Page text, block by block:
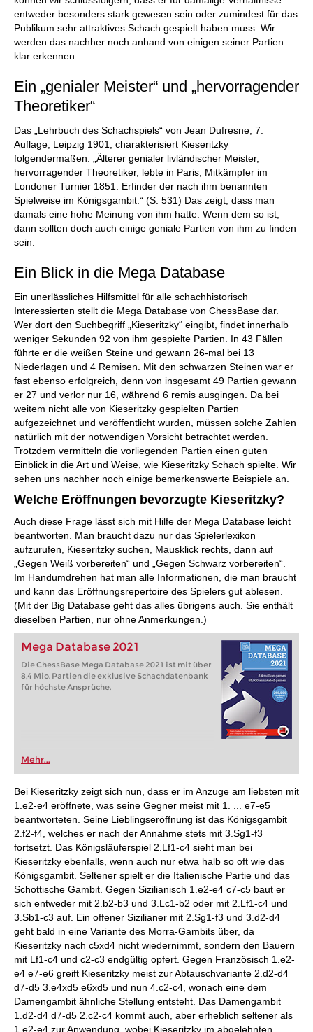
entweder besonders stark gewesen sein oder zumindest für das
Publikum sehr attraktives Schach gespielt haben muss. Wir
werden das nachher noch anhand von einigen seiner Partien
klar erkennen.
Ein „genialer Meister“ und „hervorragender
Theoretiker“
Das „Lehrbuch des Schachspiels“ von Jean Dufresne, 7.
Auflage, Leipzig 1901, charakterisiert Kieseritzky
folgendermaßen: „Älterer genialer livländischer Meister,
hervorragender Theoretiker, lebte in Paris, Mitkämpfer im
Londoner Turnier 1851. Erfinder der nach ihm benannten
Spielweise im Königsgambit.“ (S. 531) Das zeigt, dass man
damals eine hohe Meinung von ihm hatte. Wenn dem so ist,
dann sollten doch auch einige geniale Partien von ihm zu finden
sein.
Ein Blick in die Mega Database
Ein unerlässliches Hilfsmittel für alle schachhistorisch
Interessierten stellt die Mega Database von ChessBase dar.
Wer dort den Suchbegriff „Kieseritzky“ eingibt, findet innerhalb
weniger Sekunden 92 von ihm gespielte Partien. In 43 Fällen
führte er die weißen Steine und gewann 26-mal bei 13
Niederlagen und 4 Remisen. Mit den schwarzen Steinen war er
fast ebenso erfolgreich, denn von insgesamt 49 Partien gewann
er 27 und verlor nur 16, während 6 remis ausgingen. Da bei
weitem nicht alle von Kieseritzky gespielten Partien
aufgezeichnet und veröffentlicht wurden, müssen solche Zahlen
natürlich mit der notwendigen Vorsicht betrachtet werden.
Trotzdem vermitteln die vorliegenden Partien einen guten
Einblick in die Art und Weise, wie Kieseritzky Schach spielte. Wir
sehen uns nachher noch einige bemerkenswerte Beispiele an.
Welche Eröffnungen bevorzugte Kieseritzky?
Auch diese Frage lässt sich mit Hilfe der Mega Database leicht
beantworten. Man braucht dazu nur das Spielerlexikon
aufzurufen, Kieseritzky suchen, Mausklick rechts, dann auf
„Gegen Weiß vorbereiten“ und „Gegen Schwarz vorbereiten“.
Im Handumdrehen hat man alle Informationen, die man braucht
und kann das Eröffnungsrepertoire des Spielers gut ablesen.
(Mit der Big Database geht das alles übrigens auch. Sie enthält
dieselben Partien, nur ohne Anmerkungen.)
Mega Database 2021
Die ChessBase Mega Database 2021 ist mit über
8,4 Mio. Partien die exklusive Schachdatenbank
für höchste Ansprüche.
Mehr...
Bei Kieseritzky zeigt sich nun, dass er im Anzuge am liebsten mit
1.e2-e4 eröffnete, was seine Gegner meist mit 1. ... e7-e5
beantworteten. Seine Lieblingseröffnung ist das Königsgambit
2.f2-f4, welches er nach der Annahme stets mit 3.Sg1-f3
fortsetzt. Das Königsläuferspiel 2.Lf1-c4 sieht man bei
Kieseritzky ebenfalls, wenn auch nur etwa halb so oft wie das
Königsgambit. Seltener spielt er die Italienische Partie und das
Schottische Gambit. Gegen Sizilianisch 1.e2-e4 c7-c5 baut er
sich entweder mit 2.b2-b3 und 3.Lc1-b2 oder mit 2.Lf1-c4 und
3.Sb1-c3 auf. Ein offener Sizilianer mit 2.Sg1-f3 und 3.d2-d4
geht bald in eine Variante des Morra-Gambits über, da
Kieseritzky nach c5xd4 nicht wiedernimmt, sondern den Bauern
mit Lf1-c4 und c2-c3 endgültig opfert. Gegen Französisch 1.e2-
e4 e7-e6 greift Kieseritzky meist zur Abtauschvariante 2.d2-d4
d7-d5 3.e4xd5 e6xd5 und nun 4.c2-c4, wonach eine dem
Damengambit ähnliche Stellung entsteht. Das Damengambit
1.d2-d4 d7-d5 2.c2-c4 kommt auch, aber erheblich seltener als
1.e2-e4 zur Anwendung, wobei Kieseritzky im abgelehnten